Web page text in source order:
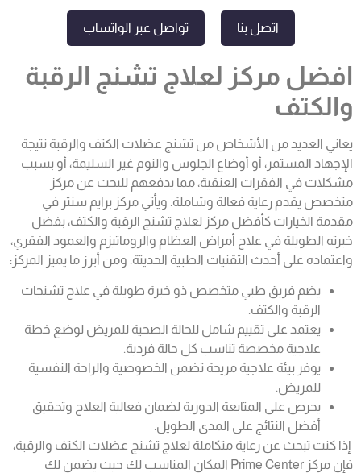
اتصل بنا تواصل عبر الواتساب
افضل مركز لعلاج تشنج الرقبة
والكتف
يعاني العديد من الأشخاص من تشنج عضلات الكتف والرقبة نتيجة
الإجهاد المستمر، أو أوضاع الجلوس والنوم غير السليمة، أو بسبب
مشكلات في الفقرات العنقية، مما يدفعهم للبحث عن مركز
متخصص يقدم رعاية فعالة وشاملة. ويأتي مركز برايم سنتر في
مقدمة الخيارات كأفضل مركز لعلاج تشنج الرقبة والكتف، بفضل
خبرته الطويلة في علاج أمراض العظام والروماتيزم والعمود الفقري،
واعتماده على أحدث التقنيات الطبية الحديثة. ومن أبرز ما يميز المركز:
يضم فريق طبي متخصص ذو خبرة طويلة في علاج تشنجات
الرقبة والكتف.
يعتمد على تقييم شامل للحالة الصحية للمريض لوضع خطة
علاجية مخصصة تناسب كل حالة فردية.
يوفر بيئة علاجية مريحة تضمن الخصوصية والراحة النفسية
للمريض.
يحرص على المتابعة الدورية لضمان فعالية العلاج وتحقيق
أفضل النتائج على المدى الطويل.
إذا كنت تبحث عن رعاية متكاملة لعلاج تشنج عضلات الكتف والرقبة،
فإن مركز Prime Center المكان المناسب لك حيث يضمن لك